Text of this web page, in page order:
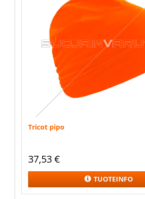
Tricot pipo
37,53€
TUOTEINFO